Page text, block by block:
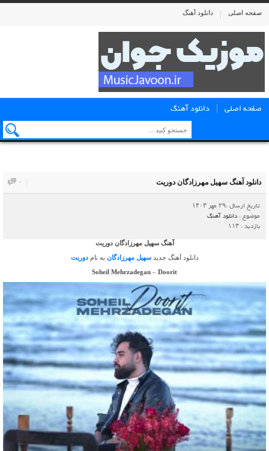
صفحه اصلی دانلود آهنگ
صفحه اصلی دانلود آهنگ
۰ دانلود آهنگ سهیل مهرزادگان دوریت
تاریخ ارسال :۲۹ مهر ۱۴۰۳
موضوع : دانلود آهنگ
بازدید : ۱۱۳
آهنگ سهیل مهرزادگان دوریت
دانلود آهنگ جدید سهیل مهرزادگان به نامدوریت
Soheil Mehrzadegan – Doorit